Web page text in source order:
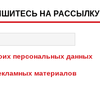
НА РАССЫЛКУ
персональных данных
материалов